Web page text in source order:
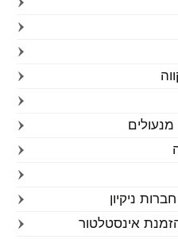
ניקיון
אינסטלטור